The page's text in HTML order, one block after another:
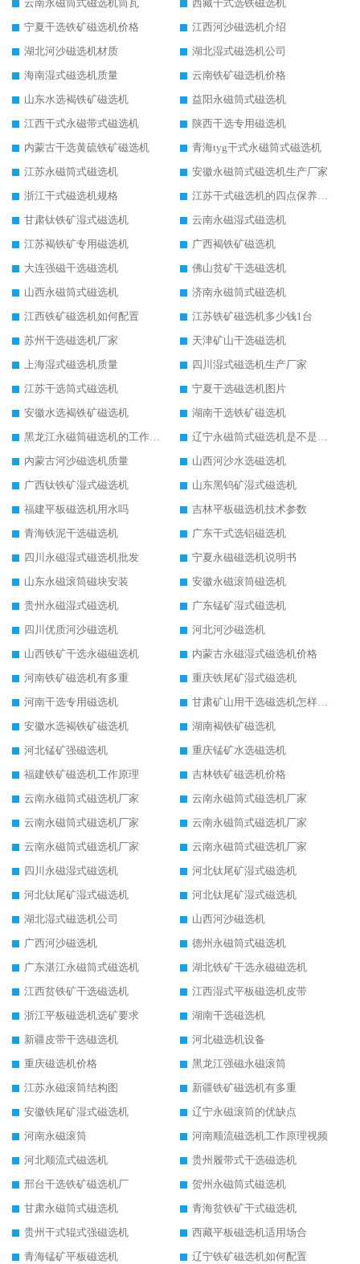
云南永磁筒式磁选机筒瓦
西藏干式选铁磁选机
宁夏干选铁矿磁选机价格
江西河沙磁选机介绍
湖北河沙磁选机材质
湖北湿式磁选机公司
海南湿式磁选机质量
云南铁矿磁选机价格
山东水选褐铁矿磁选机
益阳永磁筒式磁选机
江西干式永磁带式磁选机
陕西干选专用磁选机
内蒙古干选黄硫铁矿磁选机
青海tyg干式永磁筒式磁选机
江苏永磁筒式磁选机
安徽永磁筒式磁选机生产厂家
浙江干式磁选机规格
江苏干式磁选机的四点保养秘籍
甘肃钛铁矿湿式磁选机
云南永磁湿式磁选机
江苏褐铁矿专用磁选机
广西褐铁矿磁选机
大连强磁干选磁选机
佛山贫矿干选磁选机
山西永磁筒式磁选机
济南永磁筒式磁选机
江西铁矿磁选机如何配置
江苏铁矿磁选机多少钱1台
苏州干选磁选机厂家
天津矿山干选磁选机
上海湿式磁选机质量
四川湿式磁选机生产厂家
江苏干选筒式磁选机
宁夏干选磁选机图片
安徽水选褐铁矿磁选机
湖南干选铁矿磁选机
黑龙江永磁筒磁选机的工作原理
辽宁永磁筒式磁选机是不是强磁
内蒙古河沙磁选机质量
山西河沙水选磁选机
广西钛铁矿湿式磁选机
山东黑钨矿湿式磁选机
福建平板磁选机用水吗
吉林平板磁选机技术参数
青海铁泥干选磁选机
广东干式选铝磁选机
四川永磁湿式磁选机批发
宁夏永磁磁选机说明书
山东永磁滚筒磁块安装
安徽永磁滚筒磁选机
贵州永磁湿式磁选机
广东锰矿湿式磁选机
四川优质河沙磁选机
河北河沙磁选机
山西铁矿干选永磁磁选机
内蒙古永磁湿式磁选机价格
河南铁矿磁选机有多重
重庆铁尾矿湿式磁选机
河南干选专用磁选机
甘肃矿山用干选磁选机怎样调磁
安徽水选褐铁矿磁选机
湖南褐铁矿磁选机
河北锰矿强磁选机
重庆锰矿水选磁选机
福建铁矿磁选机工作原理
吉林铁矿磁选机价格
云南永磁筒式磁选机厂家
云南永磁筒式磁选机厂家
云南永磁筒式磁选机厂家
云南永磁筒式磁选机厂家
云南永磁筒式磁选机厂家
云南永磁筒式磁选机厂家
四川永磁湿式磁选机
河北钛尾矿湿式磁选机
河北钛尾矿湿式磁选机
河北钛尾矿湿式磁选机
湖北湿式磁选机公司
山西河沙磁选机
广西河沙磁选机
德州永磁筒式磁选机
广东湛江永磁筒式磁选机
湖北铁矿干选永磁磁选机
江西贫铁矿干选磁选机
江西湿式平板磁选机皮带
浙江平板磁选机选矿要求
湖南干选磁选机
新疆皮带干选磁选机
河北磁选机设备
重庆磁选机价格
黑龙江强磁永磁滚筒
江苏永磁滚筒结构图
新疆铁矿磁选机有多重
安徽铁尾矿湿式磁选机
辽宁永磁滚筒的优缺点
河南永磁滚筒
河南顺流磁选机工作原理视频
河北顺流式磁选机
贵州履带式干选磁选机
邢台干选铁矿磁选机厂
贺州永磁筒式磁选机
甘肃永磁筒式磁选机
青海贫铁矿干式磁选机
贵州干式辊式强磁选机
西藏平板磁选机适用场合
青海锰矿平板磁选机
辽宁铁矿磁选机如何配置